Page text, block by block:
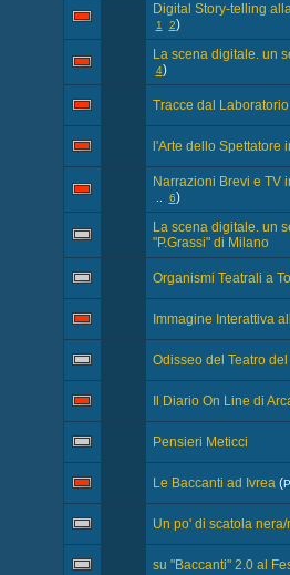
Digital Story-telling
1 2)
La scena digitale. un
4)
Tracce dal
l'Arte dello Spettatore
Narrazioni Brevi e TV
6)
La scena digitale. un
"P.Grassi" di Milano
Organismi Teatrali a
Immagine Interattiva
Odisseo del Teatro
Il Diario On Line di
Pensieri Meticci
Le Baccanti ad Ivrea(
Un po' di scatola
su "Baccanti" 2.0 al